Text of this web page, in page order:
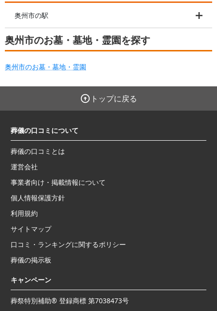
奥州市の駅
奥州市のお墓・墓地・霊園を探す
奥州市のお墓・墓地・霊園
トップに戻る
葬儀の口コミについて
葬儀の口コミとは
運営会社
事業者向け・掲載情報について
個人情報保護方針
利用規約
サイトマップ
口コミ・ランキングに関するポリシー
葬儀の掲示板
キャンペーン
葬祭特別補助® 登録商標 第7038473号